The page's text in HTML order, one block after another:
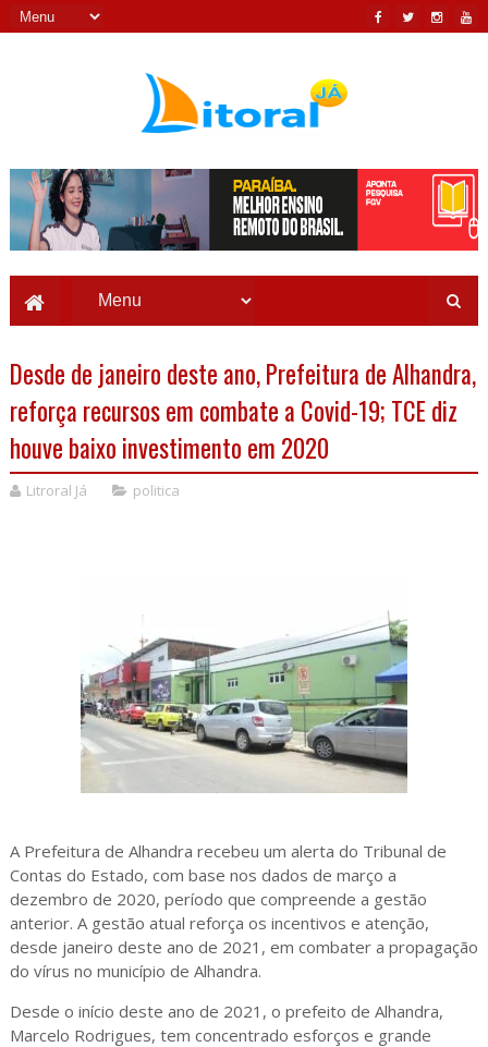
Desde de janeiro deste ano, Prefeitura de Alhandra,
reforça recursos em combate a Covid-19; TCE diz
houve baixo investimento em 2020
Litroral Já politica
A Prefeitura de Alhandra recebeu um alerta do Tribunal de
Contas do Estado, com base nos dados de março a
dezembro de 2020, período que compreende a gestão
anterior. A gestão atual reforça os incentivos e atenção,
desde janeiro deste ano de 2021, em combater a propagação
do vírus no município de Alhandra.
Desde o início deste ano de 2021, o prefeito de Alhandra,
Marcelo Rodrigues, tem concentrado esforços e grande